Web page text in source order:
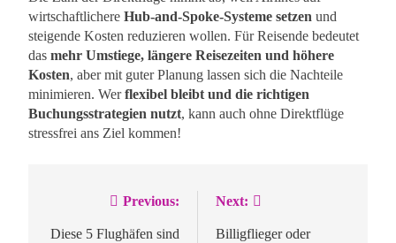
wirtschaftlichere Hub-and-Spoke-Systeme setzen und
steigende Kosten reduzieren wollen. Für Reisende bedeutet
das mehr Umstiege, längere Reisezeiten und höhere
Kosten, aber mit guter Planung lassen sich die Nachteile
minimieren. Werflexibel bleibt und die richtigen
Buchungsstrategien nutzt, kann auch ohne Direktflüge
stressfrei ans Ziel kommen!
Beitragsnavigation
Previous:
Diese 5 Flughäfen sind
Next:
Billigflieger oder